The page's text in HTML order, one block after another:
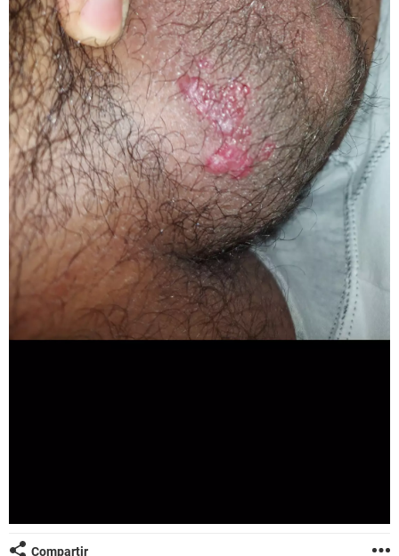
Compartir